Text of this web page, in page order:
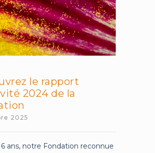
le rapport
2024 de la
2025
ans, notre Fondation reconnue